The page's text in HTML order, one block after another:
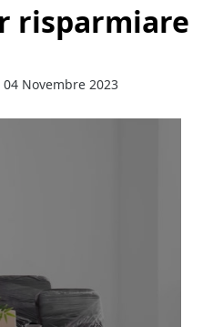
risparmiare
Novembre 2023